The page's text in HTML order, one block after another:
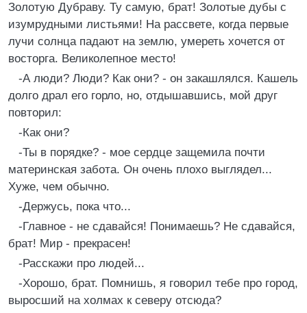
Золотую Дубраву. Ту самую, брат! Золотые дубы с
изумрудными листьями! На рассвете, когда первые
лучи солнца падают на землю, умереть хочется от
восторга. Великолепное место!
-А люди? Люди? Как они? - он закашлялся. Кашель
долго драл его горло, но, отдышавшись, мой друг
повторил:
-Как они?
-Ты в порядке? - мое сердце защемила почти
материнская забота. Он очень плохо выглядел...
Хуже, чем обычно.
-Держусь, пока что...
-Главное - не сдавайся! Понимаешь? Не сдавайся,
брат! Мир - прекрасен!
-Расскажи про людей...
-Хорошо, брат. Помнишь, я говорил тебе про город,
выросший на холмах к северу отсюда?